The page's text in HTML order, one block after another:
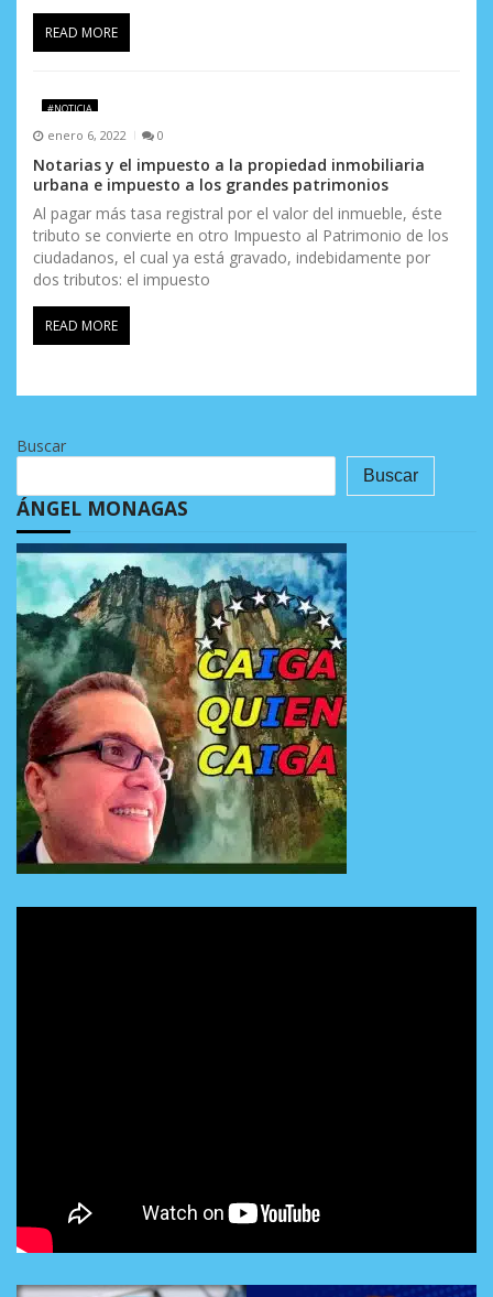
READ MORE
#NOTICIA
enero 6, 2022 0
Notarias y el impuesto a la propiedad inmobiliaria
urbana e impuesto a los grandes patrimonios
Al pagar más tasa registral por el valor del inmueble, éste
tributo se convierte en otro Impuesto al Patrimonio de los
ciudadanos, el cual ya está gravado, indebidamente por
dos tributos: el impuesto
READ MORE
Buscar
Buscar
ÁNGEL MONAGAS